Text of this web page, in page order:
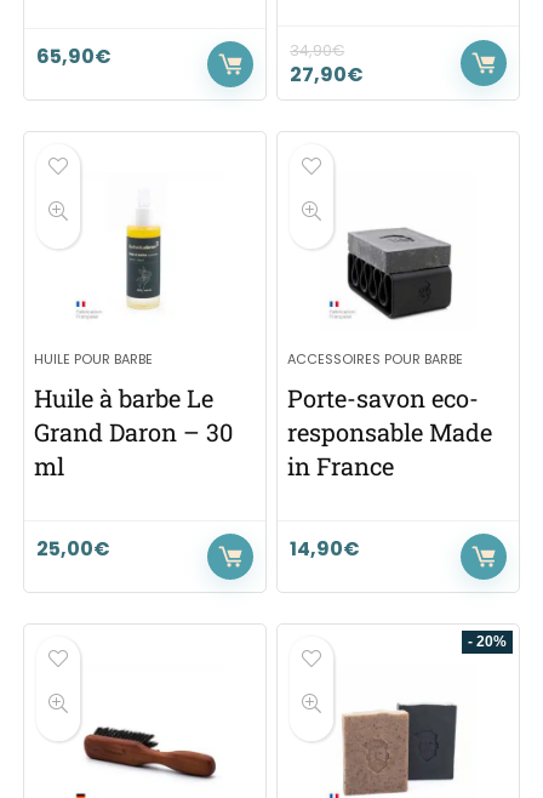
65,90€ 34,90€
27,90€
HUILE POUR BARBE
Huile à barbe Le
Grand Daron – 30
ml
25,00€
ACCESSOIRES POUR BARBE
Porte-savon eco-
responsable Made
in France
14,90€
- 20%